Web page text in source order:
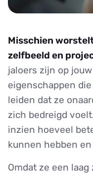
Misschien
zelfbeeld en
jaloers zijn op
eigenschappen
leiden dat ze
zich bedreigd
inzien hoeveel
kunnen hebben
Omdat ze een